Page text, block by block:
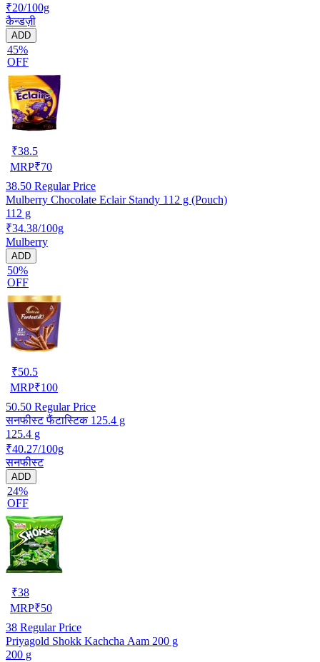
₹20/100g
कैन्डज़ी
ADD
45%
OFF
₹38.5
MRP₹70
38.50 Regular Price
Mulberry Chocolate Eclair Standy 112 g (Pouch)
112 g
₹34.38/100g
Mulberry
ADD
50%
OFF
₹50.5
MRP₹100
50.50 Regular Price
सनफीस्ट फैंटास्टिक 125.4 g
125.4 g
₹40.27/100g
सनफीस्ट
ADD
24%
OFF
₹38
MRP₹50
38 Regular Price
Priyagold Shokk Kachcha Aam 200 g
200 g